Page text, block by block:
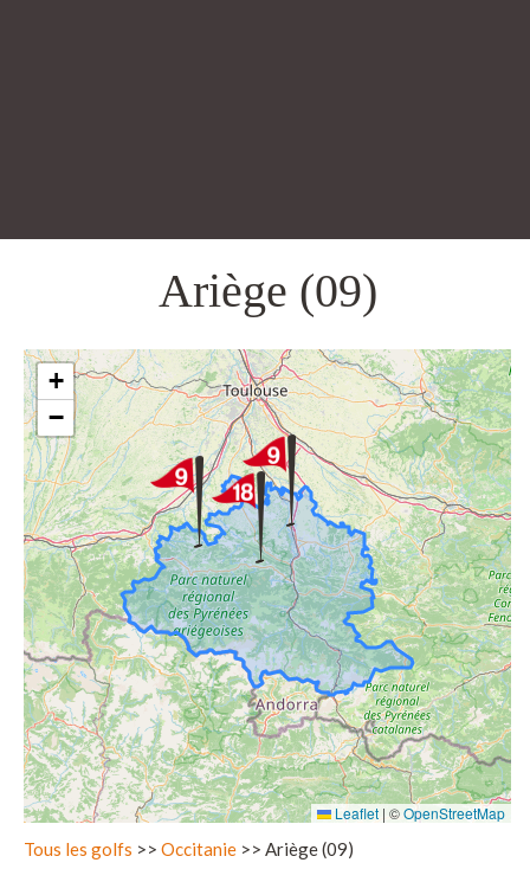
Ariège (09)
+
−
Leaflet | ©OpenStreetMap
Tous les golfs >> Occitanie >> Ariège (09)